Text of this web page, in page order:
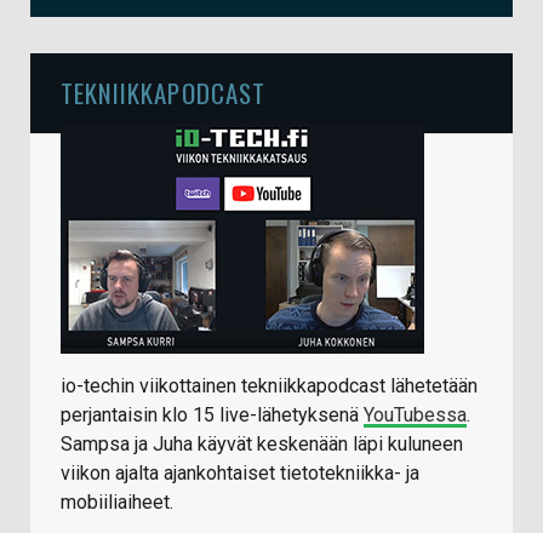
TEKNIIKKAPODCAST
io-techin viikottainen tekniikkapodcast lähetetään
perjantaisin klo 15 live-lähetyksenä YouTubessa.
Sampsa ja Juha käyvät keskenään läpi kuluneen
viikon ajalta ajankohtaiset tietotekniikka- ja
mobiiliaiheet.